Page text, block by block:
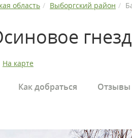
область Выборгский район
На карте
Как добраться Отзывы